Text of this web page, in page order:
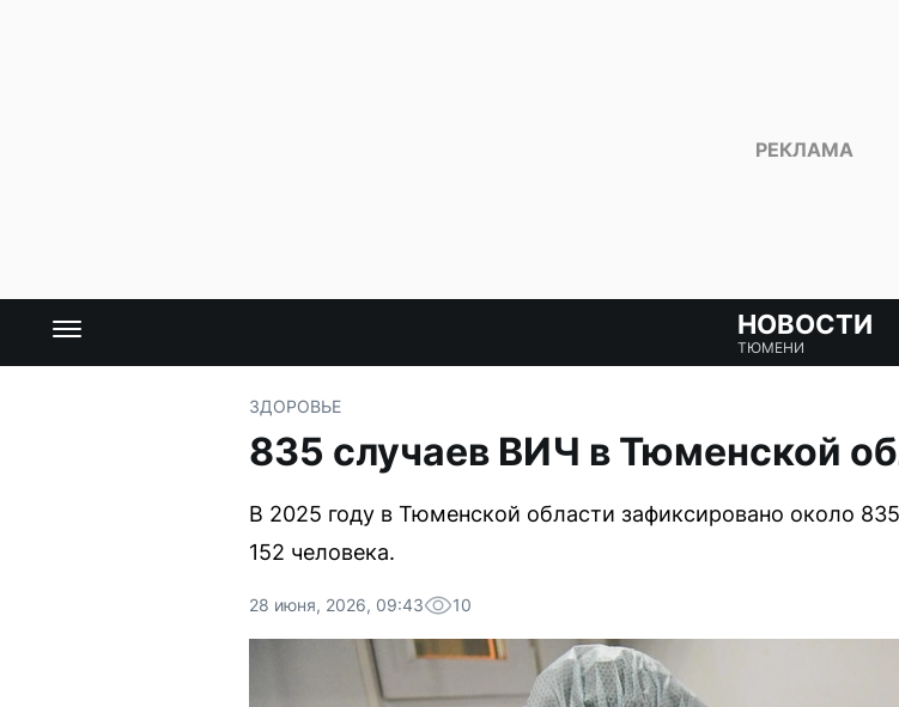
НОВОСТИ
ТЮМЕНИ
ЗДОРОВЬЕ
835 случаев ВИЧ в Тюменской
В 2025 году в Тюменской области зафиксировано около
152 человека.
28 июня, 2026, 09:43 10